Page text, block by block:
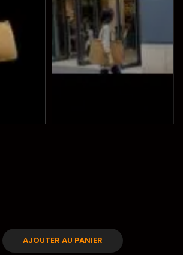
AJOUTER AU PANIER